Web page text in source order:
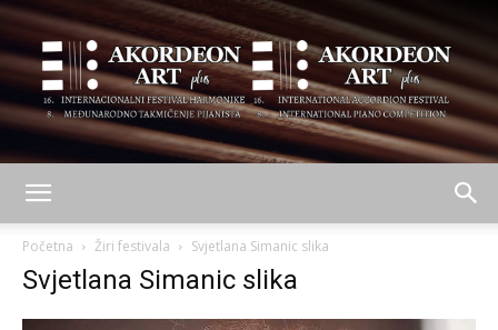
Početna Žiri festivala Svjetlana Simanic slika
Svjetlana Simanic slika